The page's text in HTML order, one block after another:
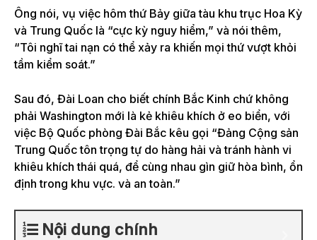
Ông nói, vụ việc hôm thứ Bảy giữa tàu khu trục Hoa Kỳ
và Trung Quốc là “cực kỳ nguy hiểm,” và nói thêm,
“Tôi nghĩ tai nạn có thể xảy ra khiến mọi thứ vượt khỏi
tầm kiểm soát.”
Sau đó, Đài Loan cho biết chính Bắc Kinh chứ không
phải Washington mới là kẻ khiêu khích ở eo biển, với
việc Bộ Quốc phòng Đài Bắc kêu gọi “Đảng Cộng sản
Trung Quốc tôn trọng tự do hàng hải và tránh hành vi
khiêu khích thái quá, để cùng nhau gìn giữ hòa bình, ổn
định trong khu vực. và an toàn.”
Nội dung chính